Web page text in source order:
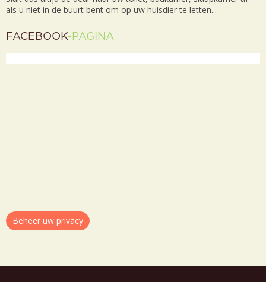
als u niet in de buurt bent om op uw huisdier te letten...
FACEBOOK-PAGINA
Beheer uw privacy